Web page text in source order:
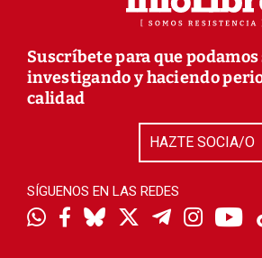
Suscríbete para que
investigando y haciendo
calidad
HAZTE SOCIA/O
SÍGUENOS EN LAS REDES